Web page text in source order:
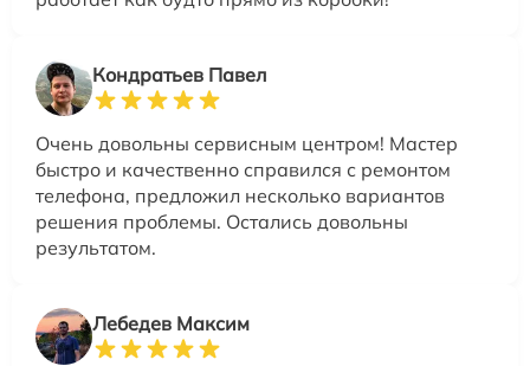
Кондратьев Павел
Очень довольны сервисным центром! Мастер
быстро и качественно справился с ремонтом
телефона, предложил несколько вариантов
решения проблемы. Остались довольны
результатом.
Лебедев Максим